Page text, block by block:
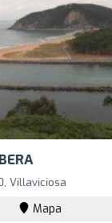
Villaviciosa
Mapa